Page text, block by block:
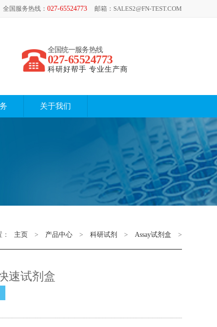
邮箱：SALES2@FN-TEST.COM
全国服务热线： 027-65524773
全国统一服务热线
027-65524773
科研好帮手 专业生产商
关于我们
主页 > 产品中心 > 科研试剂 > Assay试剂盒 >
速试剂盒